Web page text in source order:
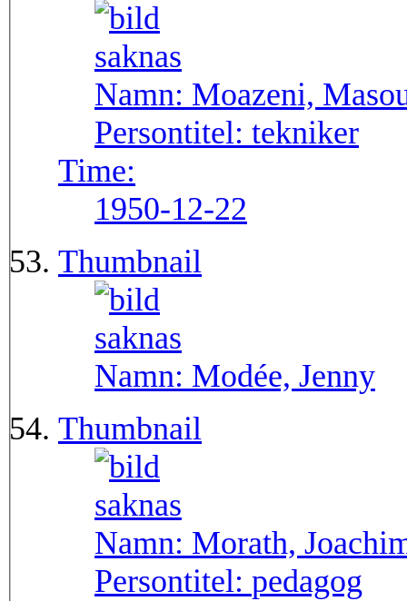
Namn: Moazeni,
Persontitel: tekniker
Time:
1950-12-22
Thumbnail
Namn: Modée, Jenny
Thumbnail
Namn: Morath,
Persontitel: pedagog